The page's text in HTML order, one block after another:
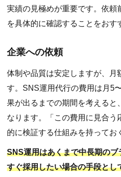
実績の見極めが重要です。依頼
を具体的に確認することをおす
企業への依頼
体制や品質は安定しますが、月
す。SNS運用代行の費用は月5
果が出るまでの期間を考えると
なります。「この費用に見合う
的に検証する仕組みを持ってお
SNS運用はあくまで中長期の
すぐ採用したい場合の手段とし